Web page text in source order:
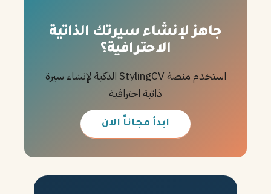
جاهز لإنشاء سيرتك الذاتية
الاحترافية؟
استخدم منصة StylingCV الذكية لإنشاء سيرة
ذاتية احترافية
ابدأ مجاناً الآن